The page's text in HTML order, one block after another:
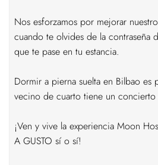
Nos esforzamos por mejorar
cuando te olvides de la contraseña
que te pase en tu estancia.
Dormir a pierna suelta en Bilbao es
vecino de cuarto tiene un
¡Ven y vive la experiencia Moon
A GUSTO sí o sí!